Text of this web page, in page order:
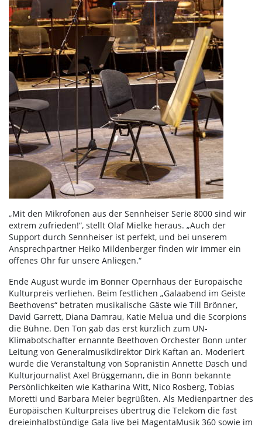
„Mit den Mikrofonen aus der Sennheiser Serie 8000 sind wir
extrem zufrieden!“, stellt Olaf Mielke heraus. „Auch der
Support durch Sennheiser ist perfekt, und bei unserem
Ansprechpartner Heiko Mildenberger finden wir immer ein
offenes Ohr für unsere Anliegen.“
Ende August wurde im Bonner Opernhaus der Europäische
Kulturpreis verliehen. Beim festlichen „Galaabend im Geiste
Beethovens“ betraten musikalische Gäste wie Till Brönner,
David Garrett, Diana Damrau, Katie Melua und die Scorpions
die Bühne. Den Ton gab das erst kürzlich zum UN-
Klimabotschafter ernannte Beethoven Orchester Bonn unter
Leitung von Generalmusikdirektor Dirk Kaftan an. Moderiert
wurde die Veranstaltung von Sopranistin Annette Dasch und
Kulturjournalist Axel Brüggemann, die in Bonn bekannte
Persönlichkeiten wie Katharina Witt, Nico Rosberg, Tobias
Moretti und Barbara Meier begrüßten. Als Medienpartner des
Europäischen Kulturpreises übertrug die Telekom die fast
dreieinhalbstündige Gala live bei MagentaMusik 360 sowie im